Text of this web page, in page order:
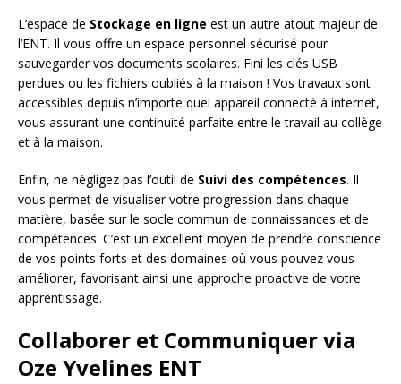
L’espace de Stockage en ligne est un autre atout majeur de
l’ENT. Il vous offre un espace personnel sécurisé pour
sauvegarder vos documents scolaires. Fini les clés USB
perdues ou les fichiers oubliés à la maison ! Vos travaux sont
accessibles depuis n’importe quel appareil connecté à internet,
vous assurant une continuité parfaite entre le travail au collège
et à la maison.
Enfin, ne négligez pas l’outil de Suivi des compétences. Il
vous permet de visualiser votre progression dans chaque
matière, basée sur le socle commun de connaissances et de
compétences. C’est un excellent moyen de prendre conscience
de vos points forts et des domaines où vous pouvez vous
améliorer, favorisant ainsi une approche proactive de votre
apprentissage.
Collaborer et Communiquer via
Oze Yvelines ENT